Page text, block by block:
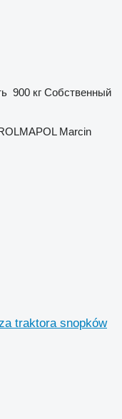
900 кг Собственный
Marcin
traktora snopków